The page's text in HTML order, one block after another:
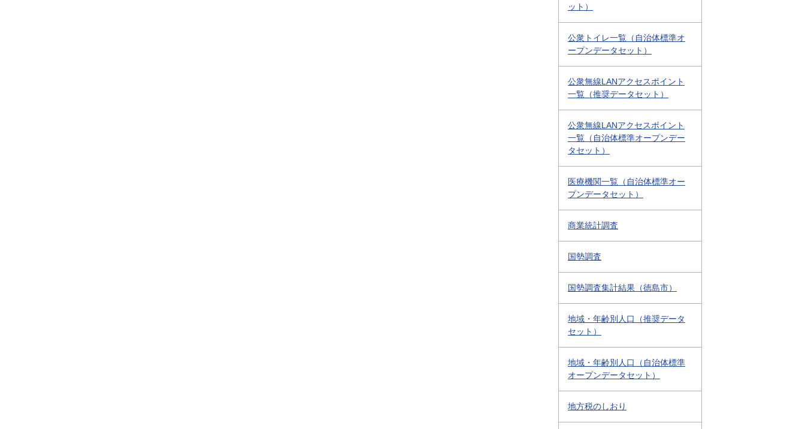
ット）
公衆トイレ一覧（自治体標準オ
ープンデータセット）
公衆無線LANアクセスポイント
一覧（推奨データセット）
公衆無線LANアクセスポイント
一覧（自治体標準オープンデー
タセット）
医療機関一覧（自治体標準オー
プンデータセット）
商業統計調査
国勢調査
国勢調査集計結果（徳島市）
地域・年齢別人口（推奨データ
セット）
地域・年齢別人口（自治体標準
オープンデータセット）
地方税のしおり